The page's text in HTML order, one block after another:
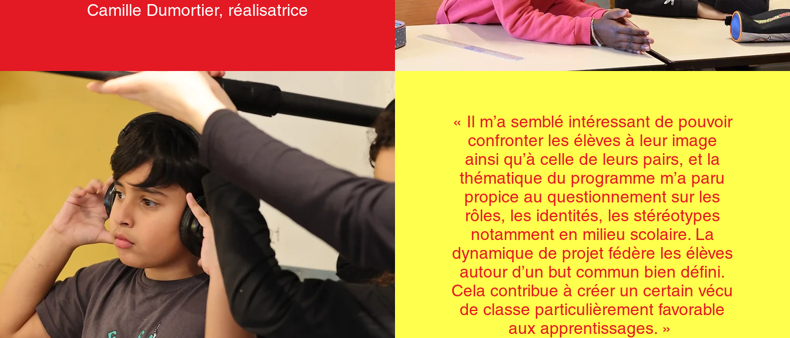
Camille Dumortier, réalisatrice
« Il m’a semblé intéressant de pouvoir
confronter les élèves à leur image
ainsi qu’à celle de leurs pairs, et la
thématique du programme m’a paru
propice au questionnement sur les
rôles, les identités, les stéréotypes
notamment en milieu scolaire. La
dynamique de projet fédère les élèves
autour d’un but commun bien défini.
Cela contribue à créer un certain vécu
de classe particulièrement favorable
aux apprentissages. »